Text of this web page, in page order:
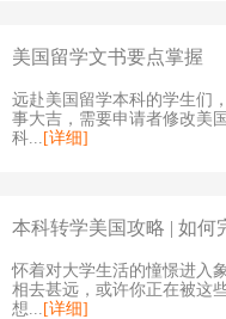
美国留学文书要点掌握
远赴美国留学本科的学生们
事大吉，需要申请者修改美
科... [详细]
本科转学美国攻略 | 如何
怀着对大学生活的憧憬进入
相去甚远，或许你正在被
想... [详细]